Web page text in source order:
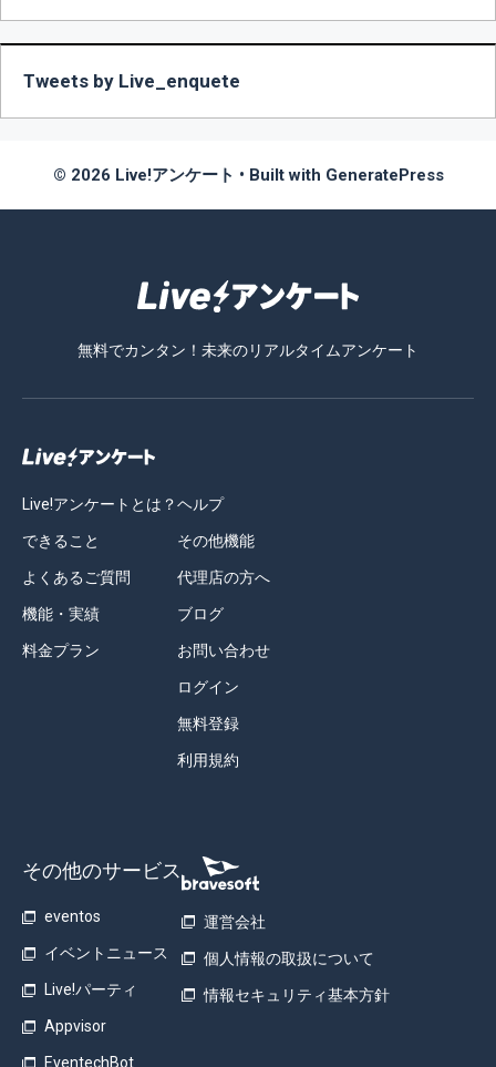
Tweets by Live_enquete
© 2026 Live!アンケート • Built with GeneratePress
無料でカンタン！未来のリアルタイムアンケート
Live!アンケートとは？
できること
よくあるご質問
機能・実績
料金プラン
ヘルプ
その他機能
代理店の方へ
ブログ
お問い合わせ
ログイン
無料登録
利用規約
その他のサービス
eventos
イベントニュース
Live!パーティ
Appvisor
EventechBot
運営会社
個人情報の取扱について
情報セキュリティ基本方針